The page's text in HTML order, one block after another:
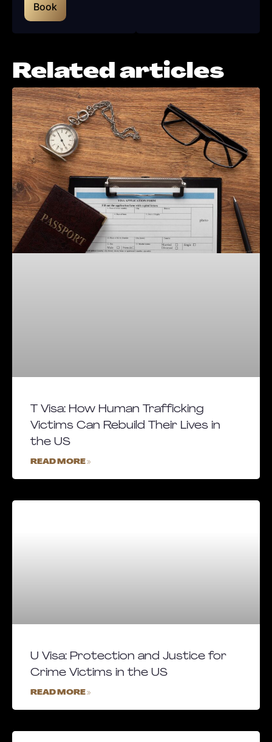
Book
Related articles
T Visa: How Human Trafficking
Victims Can Rebuild Their Lives in
the US
READ MORE »
U Visa: Protection and Justice for
Crime Victims in the US
READ MORE »